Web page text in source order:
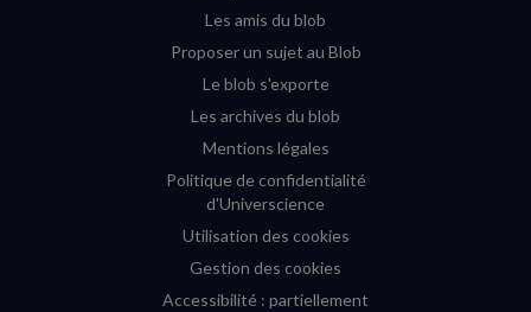
Les amis du blob
Proposer un sujet au Blob
Le blob s'exporte
Les archives du blob
Mentions légales
Politique de confidentialité
d'Universcience
Utilisation des cookies
Gestion des cookies
Accessibilité : partiellement